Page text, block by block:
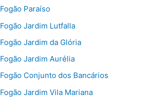
Paraíso
Jardim Lutfalla
Jardim da Glória
Jardim Aurélia
Conjunto dos Bancários
Jardim Vila Mariana